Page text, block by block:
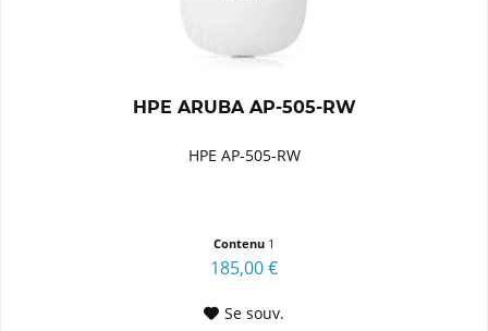
HPE ARUBA AP-505-RW
HPE AP-505-RW
Contenu 1
185,00 €
Se souv.